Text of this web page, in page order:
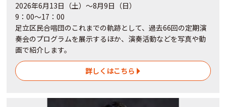
2026年6月13日（土）～8月9日（日）
9：00～17：00
足立区民合唱団のこれまでの軌跡として、過去66回の定期演
奏会のプログラムを展示するほか、演奏活動などを写真や動
画で紹介します。
詳しくはこちら